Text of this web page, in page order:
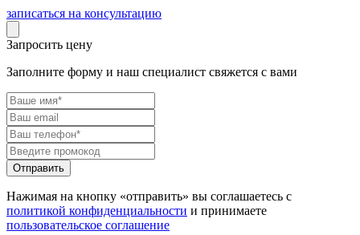
записаться на консультацию
Запросить цену
Заполните форму и наш специалист свяжется с вами
Нажимая на кнопку «отправить» вы соглашаетесь с
политикой конфиденциальности и принимаете
пользовательское соглашение